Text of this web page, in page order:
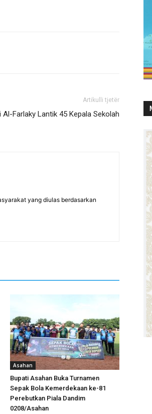
Artikulli tjetër
Al-Farlaky Lantik 45 Kepala Sekolah
yang diulas berdasarkan
Asahan
Bupati Asahan Buka Turnamen
Sepak Bola Kemerdekaan ke-81
Perebutkan Piala Dandim
0208/Asahan